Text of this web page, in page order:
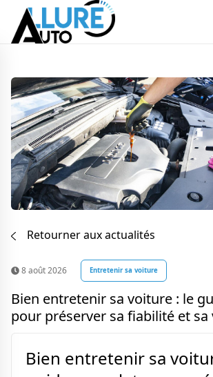
Retourner aux actualités
8 août 2026 Entretenir sa voiture
Bien entretenir sa voiture : le
pour préserver sa fiabilité et sa
Bien entretenir sa